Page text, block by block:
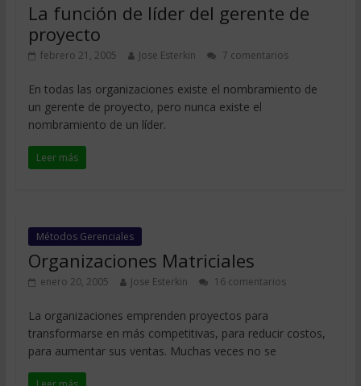
La función de líder del gerente de
proyecto
febrero 21, 2005 Jose Esterkin 7 comentarios
En todas las organizaciones existe el nombramiento de
un gerente de proyecto, pero nunca existe el
nombramiento de un líder.
Leer más
Métodos Gerenciales
Organizaciones Matriciales
enero 20, 2005 Jose Esterkin 16 comentarios
La organizaciones emprenden proyectos para
transformarse en más competitivas, para reducir costos,
para aumentar sus ventas. Muchas veces no se